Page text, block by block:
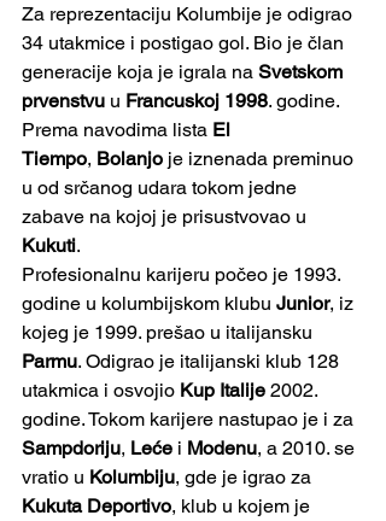
Za reprezentaciju Kolumbije je odigrao
34 utakmice i postigao gol. Bio je član
generacije koja je igrala na Svetskom
prvenstvu u Francuskoj 1998. godine.
Prema navodima lista El
Tiempo, Bolanjo je iznenada preminuo
u od srčanog udara tokom jedne
zabave na kojoj je prisustvovao u
Kukuti.
Profesionalnu karijeru počeo je 1993.
godine u kolumbijskom klubu Junior, iz
kojeg je 1999. prešao u italijansku
Parmu. Odigrao je italijanski klub 128
utakmica i osvojio Kup Italije 2002.
godine. Tokom karijere nastupao je i za
Sampdoriju, Leće i Modenu, a 2010. se
vratio u Kolumbiju, gde je igrao za
Kukuta Deportivo, klub u kojem je